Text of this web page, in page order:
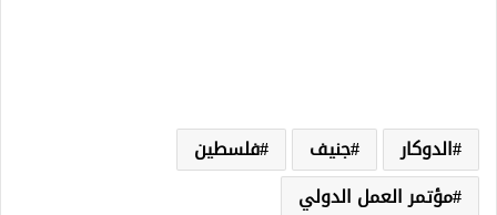
الدوكار جنيف
فلسطين
مؤتمر العمل الدولي